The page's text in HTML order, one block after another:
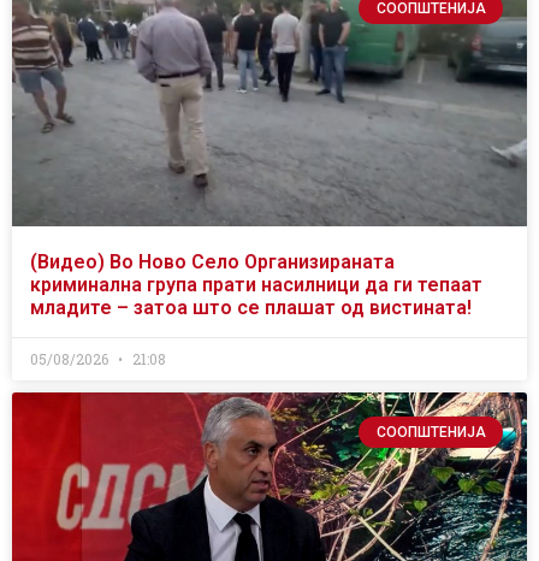
СООПШТЕНИЈА
(Видео) Во Ново Село Организираната
криминална група прати насилници да ги тепаат
младите – затоа што се плашат од вистината!
05/08/2026 21:08
СООПШТЕНИЈА